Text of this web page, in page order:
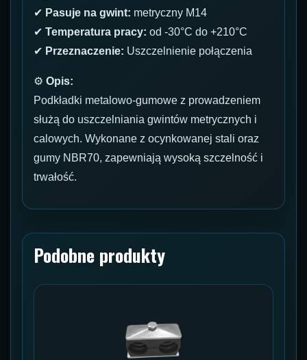
✔ Pasuje na gwint: metryczny M14
✔ Temperatura pracy: od -30°C do +210°C
✔ Przeznaczenie: Uszczelnienie połączenia
⚙ Opis:
Podkładki metalowo-gumowe z prowadzeniem
służą do uszczelniania gwintów metrycznych i
calowych. Wykonane z ocynkowanej stali oraz
gumy NBR70, zapewniają wysoką szczelność i
trwałość.
Podobne produkty